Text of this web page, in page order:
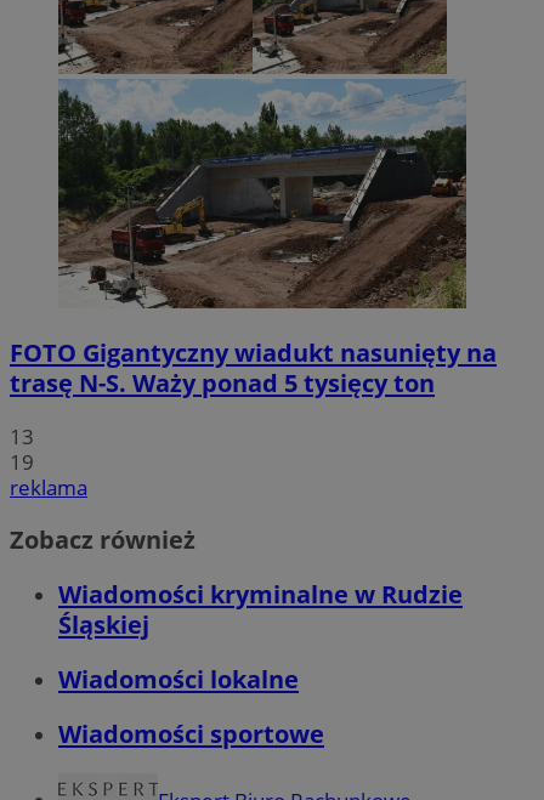
FOTO Gigantyczny wiadukt nasunięty na
trasę N-S. Waży ponad 5 tysięcy ton
13
19
reklama
Zobacz również
Wiadomości kryminalne w Rudzie
Śląskiej
Wiadomości lokalne
Wiadomości sportowe